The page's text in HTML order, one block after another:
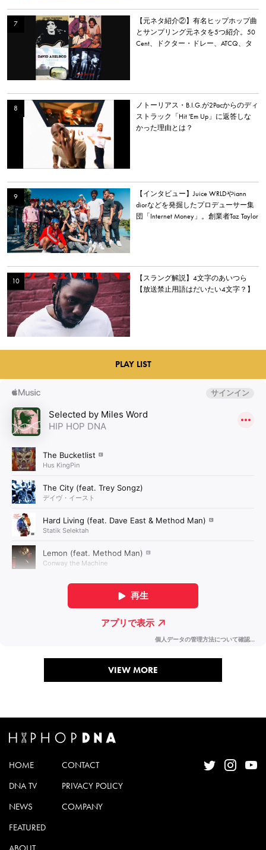
【元ネタ紹介②】有名ヒップホップ曲
とサンプリング元ネタを5つ紹介。50
Cent、ドクター・ドレー、ATCQ、タ
ノトーリアス・B.I.G.が2Pacからのディ
ストラック「Hit 'Em Up」に返答しな
かった理由とは？
【インタビュー】Juice WRLDやiann
diorなどを発掘したプロデューサー集
団「Internet Money」。創業者Taz Taylor
【スラング解説】4文字のあいつら
【放送禁止用語はだいたい4文字？】
PLAY LIST
VIEW MORE
HOME
DNA TV
NEWS
FEATURED
CONTACT
PRIVACY POLICY
COMPANY